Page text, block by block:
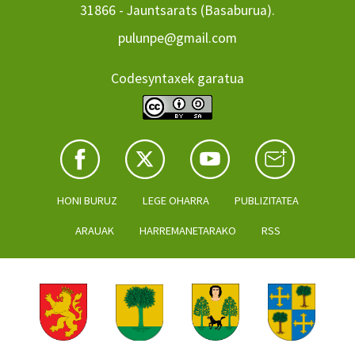
31866 - Jauntsarats (Basaburua).
pulunpe@gmail.com
Codesyntaxek garatua
HONI BURUZ LEGE OHARRA PUBLIZITATEA
ARAUAK HARREMANETARAKO RSS